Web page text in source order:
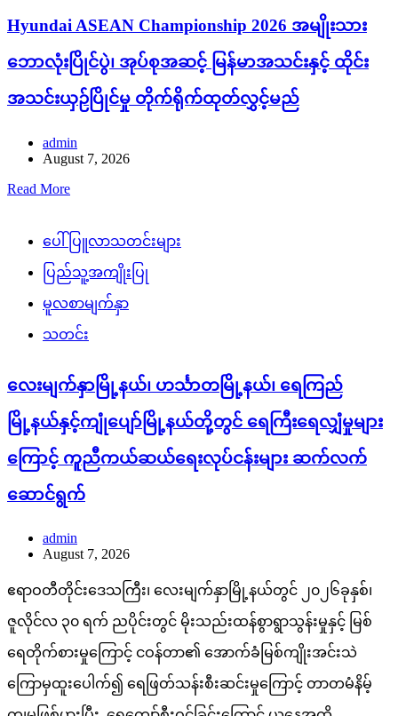
Hyundai ASEAN Championship 2026 အမျိုးသား
ဘောလုံးပြိုင်ပွဲ၊ အုပ်စုအဆင့် မြန်မာအသင်းနှင့် ထိုင်း
အသင်းယှဉ်ပြိုင်မှု တိုက်ရိုက်ထုတ်လွှင့်မည်
admin
August 7, 2026
Read More
ပေါ်ပြူလာသတင်းများ
ပြည်သူ့အကျိုးပြု
မူလစာမျက်နှာ
သတင်း
လေးမျက်နှာမြို့နယ်၊ ဟင်္သာတမြို့နယ်၊ ရေကြည်
မြို့နယ်နှင့်ကျုံပျော်မြို့နယ်တို့တွင် ရေကြီးရေလျှံမှုများ
ကြောင့် ကူညီကယ်ဆယ်ရေးလုပ်ငန်းများ ဆက်လက်
ဆောင်ရွက်
admin
August 7, 2026
ဧရာဝတီတိုင်းဒေသကြီး၊ လေးမျက်နှာမြို့နယ်တွင် ၂၀၂၆ခုနှစ်၊
ဇူလိုင်လ ၃၀ ရက် ညပိုင်းတွင် မိုးသည်းထန်စွာရွာသွန်းမှုနှင့် မြစ်
ရေတိုက်စားမှုကြောင့် ငဝန်တာ၏ အောက်ခံမြစ်ကျိုးအင်းသဲ
ကြောမှထူးပေါက်၍ ရေဖြတ်သန်းစီးဆင်းမှုကြောင့် တာတမံနိမ့်